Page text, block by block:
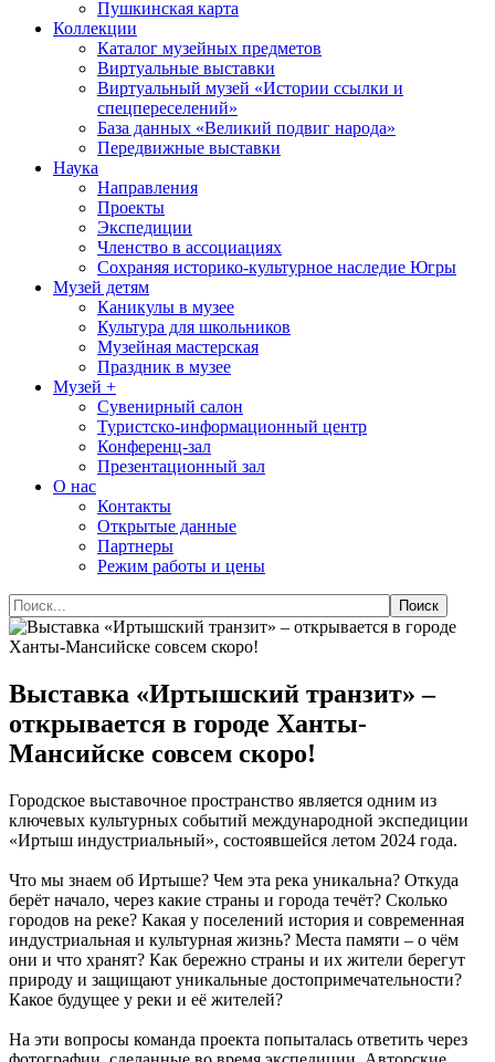
Пушкинская карта
Коллекции
Каталог музейных предметов
Виртуальные выставки
Виртуальный музей «Истории ссылки и
спецпереселений»
База данных «Великий подвиг народа»
Передвижные выставки
Наука
Направления
Проекты
Экспедиции
Членство в ассоциациях
Сохраняя историко-культурное наследие Югры
Музей детям
Каникулы в музее
Культура для школьников
Музейная мастерская
Праздник в музее
Музей +
Сувенирный салон
Туристско-информационный центр
Конференц-зал
Презентационный зал
О нас
Контакты
Открытые данные
Партнеры
Режим работы и цены
Выставка «Иртышский транзит» –
открывается в городе Ханты-
Мансийске совсем скоро!
Городское выставочное пространство является одним из
ключевых культурных событий международной экспедиции
«Иртыш индустриальный», состоявшейся летом 2024 года.
Что мы знаем об Иртыше? Чем эта река уникальна? Откуда
берёт начало, через какие страны и города течёт? Сколько
городов на реке? Какая у поселений история и современная
индустриальная и культурная жизнь? Места памяти – о чём
они и что хранят? Как бережно страны и их жители берегут
природу и защищают уникальные достопримечательности?
Какое будущее у реки и её жителей?
На эти вопросы команда проекта попыталась ответить через